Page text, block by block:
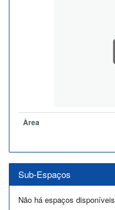
Àrea
Sub-Espaços
Não há espaços disponíveis